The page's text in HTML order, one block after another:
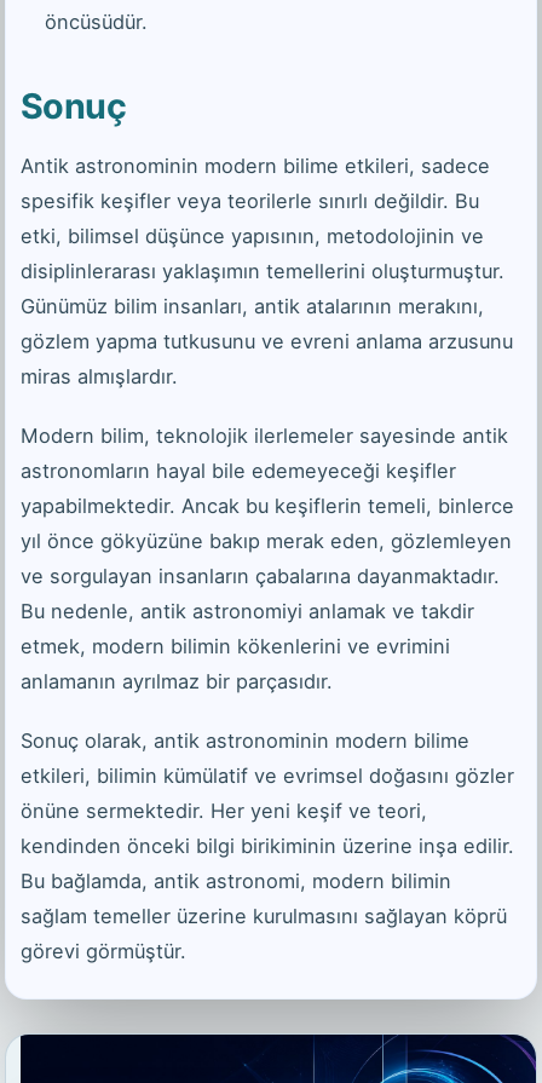
öncüsüdür.
Sonuç
Antik astronominin modern bilime etkileri, sadece
spesifik keşifler veya teorilerle sınırlı değildir. Bu
etki, bilimsel düşünce yapısının, metodolojinin ve
disiplinlerarası yaklaşımın temellerini oluşturmuştur.
Günümüz bilim insanları, antik atalarının merakını,
gözlem yapma tutkusunu ve evreni anlama arzusunu
miras almışlardır.
Modern bilim, teknolojik ilerlemeler sayesinde antik
astronomların hayal bile edemeyeceği keşifler
yapabilmektedir. Ancak bu keşiflerin temeli, binlerce
yıl önce gökyüzüne bakıp merak eden, gözlemleyen
ve sorgulayan insanların çabalarına dayanmaktadır.
Bu nedenle, antik astronomiyi anlamak ve takdir
etmek, modern bilimin kökenlerini ve evrimini
anlamanın ayrılmaz bir parçasıdır.
Sonuç olarak, antik astronominin modern bilime
etkileri, bilimin kümülatif ve evrimsel doğasını gözler
önüne sermektedir. Her yeni keşif ve teori,
kendinden önceki bilgi birikiminin üzerine inşa edilir.
Bu bağlamda, antik astronomi, modern bilimin
sağlam temeller üzerine kurulmasını sağlayan köprü
görevi görmüştür.